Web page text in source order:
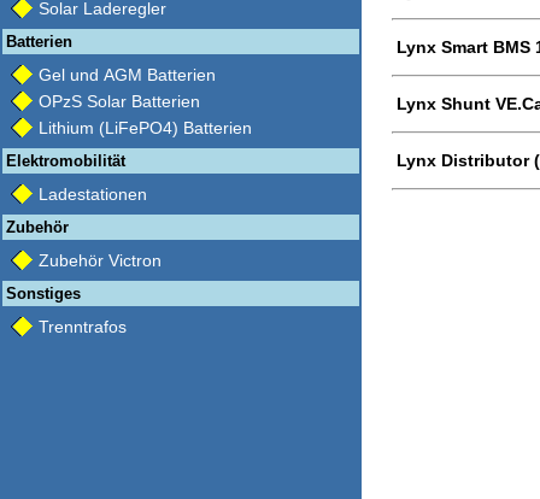
Solar Laderegler
Batterien
Gel und AGM Batterien
OPzS Solar Batterien
Lithium (LiFePO4) Batterien
Elektromobilität
Ladestationen
Zubehör
Zubehör Victron
Sonstiges
Trenntrafos
Lynx Smart BMS
Lynx Shunt
Lynx Distributor